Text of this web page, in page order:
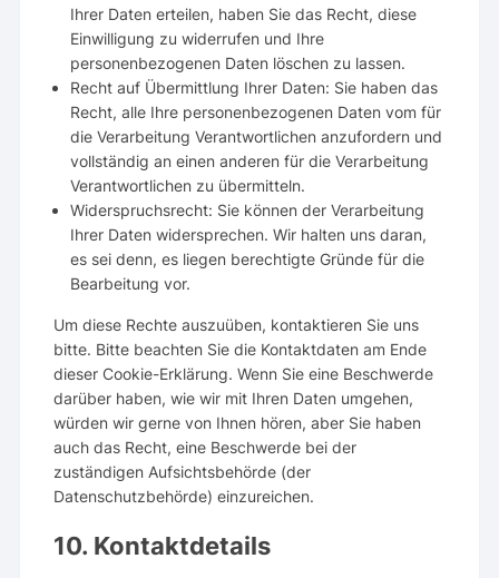
Ihrer Daten erteilen, haben Sie das Recht, diese
Einwilligung zu widerrufen und Ihre
personenbezogenen Daten löschen zu lassen.
Recht auf Übermittlung Ihrer Daten: Sie haben das
Recht, alle Ihre personenbezogenen Daten vom für
die Verarbeitung Verantwortlichen anzufordern und
vollständig an einen anderen für die Verarbeitung
Verantwortlichen zu übermitteln.
Widerspruchsrecht: Sie können der Verarbeitung
Ihrer Daten widersprechen. Wir halten uns daran,
es sei denn, es liegen berechtigte Gründe für die
Bearbeitung vor.
Um diese Rechte auszuüben, kontaktieren Sie uns
bitte. Bitte beachten Sie die Kontaktdaten am Ende
dieser Cookie-Erklärung. Wenn Sie eine Beschwerde
darüber haben, wie wir mit Ihren Daten umgehen,
würden wir gerne von Ihnen hören, aber Sie haben
auch das Recht, eine Beschwerde bei der
zuständigen Aufsichtsbehörde (der
Datenschutzbehörde) einzureichen.
10. Kontaktdetails